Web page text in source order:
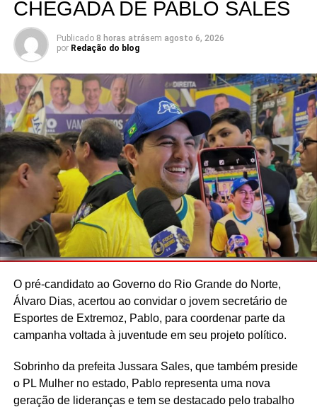
CHEGADA DE PABLO SALES
Publicado 8 horas atrásem agosto 6, 2026
por Redação do blog
O pré-candidato ao Governo do Rio Grande do Norte,
Álvaro Dias, acertou ao convidar o jovem secretário de
Esportes de Extremoz, Pablo, para coordenar parte da
campanha voltada à juventude em seu projeto político.
Sobrinho da prefeita Jussara Sales, que também preside
o PL Mulher no estado, Pablo representa uma nova
geração de lideranças e tem se destacado pelo trabalho